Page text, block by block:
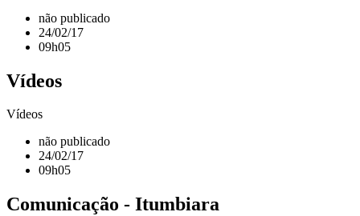
não publicado
24/02/17
09h05
Vídeos
Vídeos
não publicado
24/02/17
09h05
Comunicação - Itumbiara